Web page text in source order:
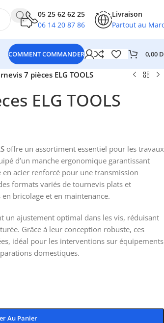
05 25 62 62 25
06 14 20 87 86
Livraison
Partout au
COMMENT COMMANDER 0,00
7 pièces ELG TOOLS
ELG TOOLS
offre un assortiment essentiel pour les travaux
d’un manche ergonomique garantissant
acier renforcé pour une transmission
formats variés de tournevis plats et
bricolage et en maintenance.
un ajustement optimal dans les vis, réduisant
Grâce à leur conception robuste, ces
idéal pour les interventions sur équipements
domestiques.
Au Panier